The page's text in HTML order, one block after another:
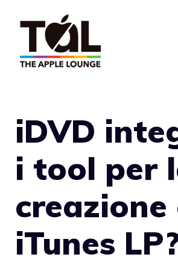
contenuto
iDVD
i tool per
creazione
iTunes